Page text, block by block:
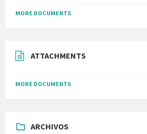
MORE DOCUMENTS
ATTACHMENTS
MORE DOCUMENTS
ARCHIVOS